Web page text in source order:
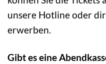
unsere Hotline oder
erwerben.
Gibt es eine